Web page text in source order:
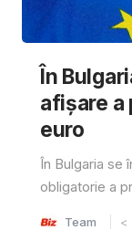
În
afișare a
euro
În Bulgaria se
obligatorie a
Team <